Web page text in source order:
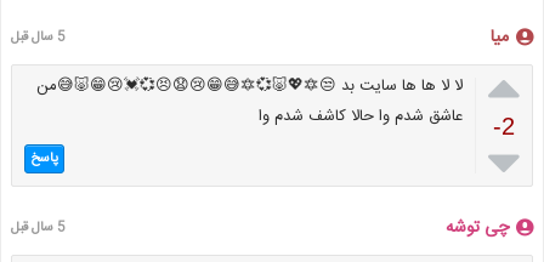
میا 5 سال قبل

-2

لا لا ها ها سایت بد 😒🔯💖🐷💞🔯😅😁😢😧😣💞💓😢😁🐷😅من
عاشق شدم وا حالا کاشف شدم وا
پاسخ
چی توشه 5 سال قبل